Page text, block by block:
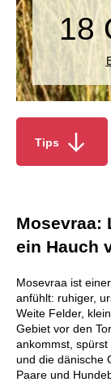
18
Tips
Mosevraa:
ein Hauch
Mosevraa ist
anfühlt: ruhiger,
Weite Felder,
Gebiet vor den
ankommst,
und die dänische
Paare und